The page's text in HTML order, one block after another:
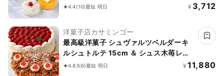
4.4(10)最短 明日 ¥ 3,712
洋菓子店カサミンゴー
最高級洋菓子 シュヴァルツベルダーキ
ルシュトルテ 15cm ＆ シュス木苺レア
チーズケーキ 15cm セット
4.83(6)最短 明日 ¥ 11,880